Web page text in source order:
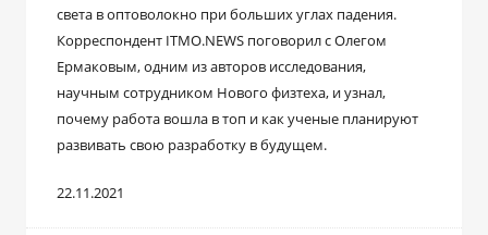
света в оптоволокно при больших углах падения.
Корреспондент ITMO.NEWS поговорил с Олегом
Ермаковым, одним из авторов исследования,
научным сотрудником Нового физтеха, и узнал,
почему работа вошла в топ и как ученые планируют
развивать свою разработку в будущем.
22.11.2021